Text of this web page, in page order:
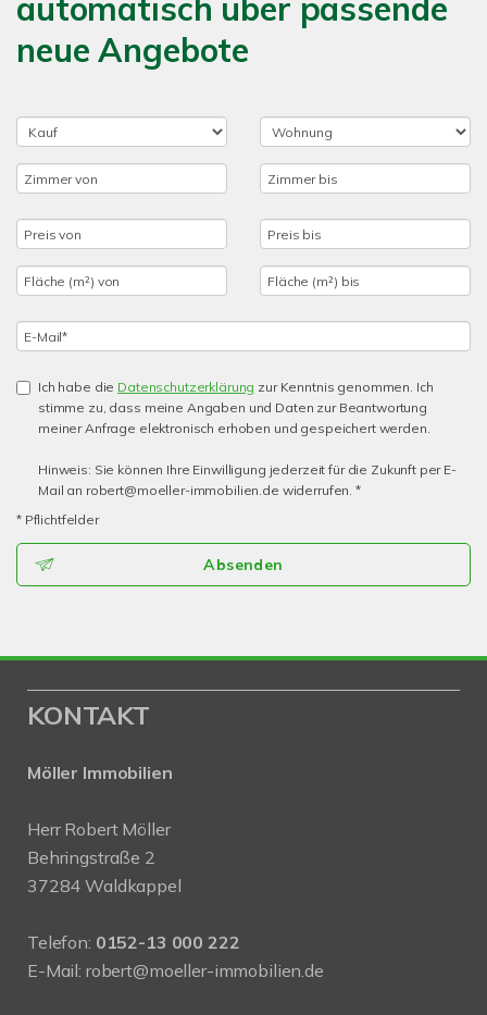
automatisch über passende
neue Angebote
Ich habe die Datenschutzerklärung zur Kenntnis genommen. Ich
stimme zu, dass meine Angaben und Daten zur Beantwortung
meiner Anfrage elektronisch erhoben und gespeichert werden.
Hinweis: Sie können Ihre Einwilligung jederzeit für die Zukunft per E-
Mail an robert@moeller-immobilien.de widerrufen. *
* Pflichtfelder
Absenden
KONTAKT
Möller Immobilien
Herr Robert Möller
Behringstraße 2
37284 Waldkappel
Telefon: 0152-13 000 222
E-Mail: robert@moeller-immobilien.de